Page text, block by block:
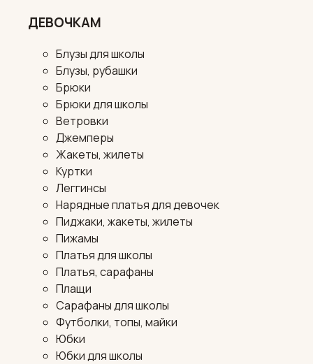
ДЕВОЧКАМ
Блузы для школы
Блузы, рубашки
Брюки
Брюки для школы
Ветровки
Джемперы
Жакеты, жилеты
Куртки
Леггинсы
Нарядные платья для девочек
Пиджаки, жакеты, жилеты
Пижамы
Платья для школы
Платья, сарафаны
Плащи
Сарафаны для школы
Футболки, топы, майки
Юбки
Юбки для школы